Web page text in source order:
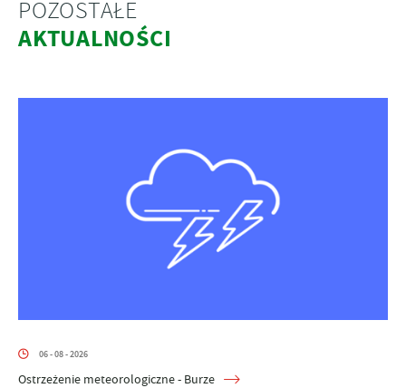
POZOSTAŁE
AKTUALNOŚCI
06 - 08 - 2026
Ostrzeżenie meteorologiczne - Burze